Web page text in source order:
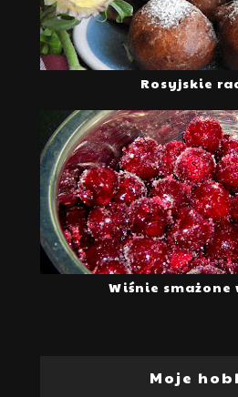
Rosyjskie
Wiśnie smażone
Moje